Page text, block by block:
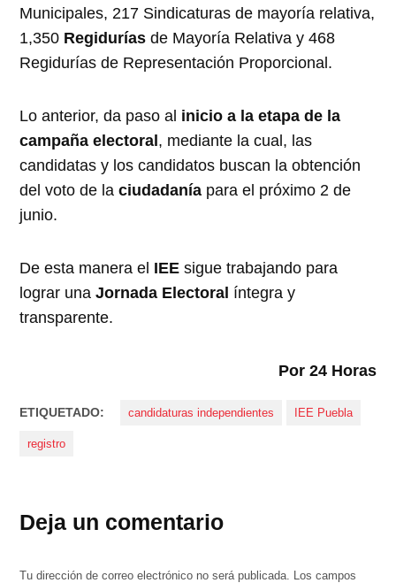
Municipales, 217 Sindicaturas de mayoría relativa,
1,350 Regiduríasde Mayoría Relativa y 468
Regidurías de Representación Proporcional.
Lo anterior, da paso al inicio a la etapa de la
campaña electoral, mediante la cual, las
candidatas y los candidatos buscan la obtención
del voto de laciudadanía para el próximo 2 de
junio.
De esta manera el IEEsigue trabajando para
lograr unaJornada Electoral íntegra y
transparente.
Por 24 Horas
ETIQUETADO: candidaturas independientes IEE Puebla
registro
Deja un comentario
Tu dirección de correo electrónico no será publicada. Los campos